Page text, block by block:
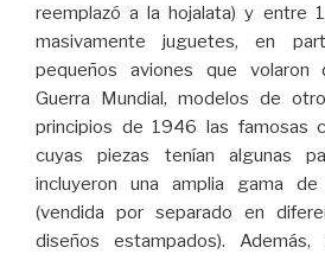
reemplazó a la hojalata) y entre
masivamente juguetes, en
pequeños aviones que volaron
Guerra Mundial, modelos de
principios de 1946 las famosas
cuyas piezas tenían algunas
incluyeron una amplia gama
(vendida por separado en
diseños estampados).